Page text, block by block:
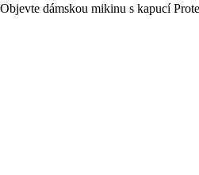
Objevte dámskou mikinu s kapucí